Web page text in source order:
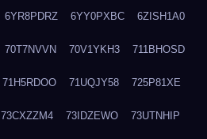
6YR8PDRZ 6YY0PXBC 6ZISH1A0
70T7NVVN 70V1YKH3 711BHOSD
71H5RDOO 71UQJY58 725P81XE
73CXZZM4 73IDZEWO 73UTNHIP